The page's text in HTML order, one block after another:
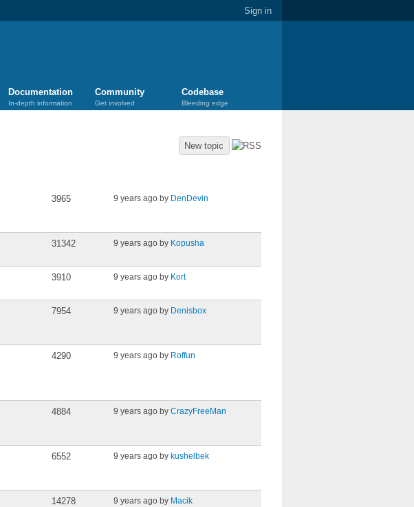
Sign in
Documentation
In-depth information
Community
Get involved
Codebase
Bleeding edge
New topic
3965 9 years ago by DenDevin
31342 9 years ago by Kopusha
3910 9 years ago by Kort
7954 9 years ago by Denisbox
4290 9 years ago by Roffun
4884 9 years ago by CrazyFreeMan
6552 9 years ago by kushelbek
14278 9 years ago by Macik